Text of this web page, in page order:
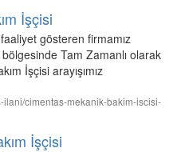
İşçisi
gösteren firmamız
Tam Zamanlı olarak
İşçisi arayışımız
ilani/cimentas-mekanik-bakim-iscisi-
İşçisi